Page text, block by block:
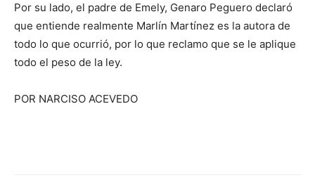
Por su lado, el padre de Emely, Genaro Peguero declaró
que entiende realmente Marlín Martínez es la autora de
todo lo que ocurrió, por lo que reclamo que se le aplique
todo el peso de la ley.
POR NARCISO ACEVEDO